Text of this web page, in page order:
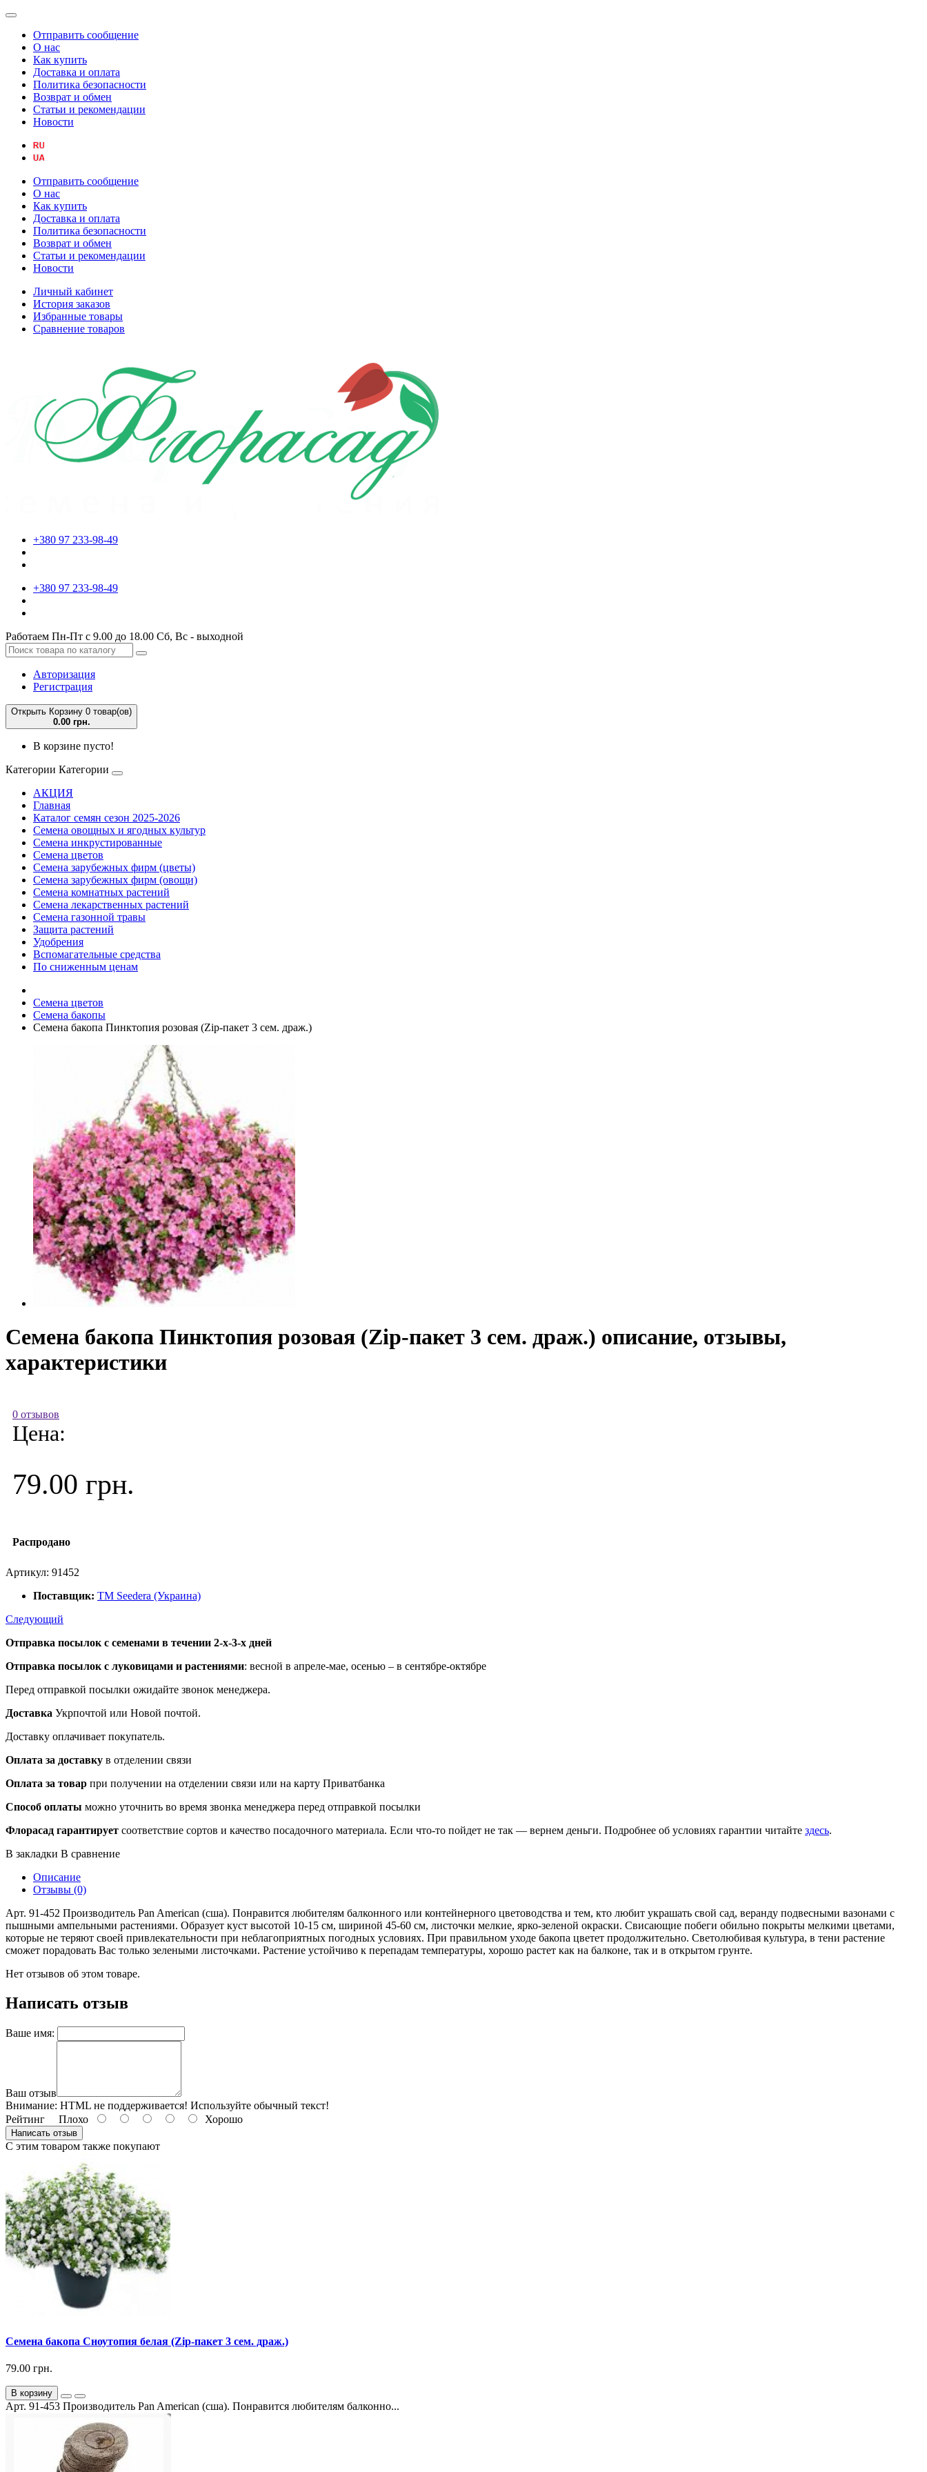
Отправить сообщение
О нас
Как купить
Доставка и оплата
Политика безопасности
Возврат и обмен
Статьи и рекомендации
Новости
Отправить сообщение
О нас
Как купить
Доставка и оплата
Политика безопасности
Возврат и обмен
Статьи и рекомендации
Новости
Личный кабинет
История заказов
Избранные товары
Сравнение товаров
+380 97 233-98-49
+380 97 233-98-49
Работаем Пн-Пт с 9.00 до 18.00 Сб, Вс - выходной
Авторизация
Регистрация
Открыть Корзину 0 товар(ов)
0.00 грн.
В корзине пусто!
Категории Категории
АКЦИЯ
Главная
Каталог семян сезон 2025-2026
Семена овощных и ягодных культур
Семена инкрустированные
Семена цветов
Семена зарубежных фирм (цветы)
Семена зарубежных фирм (овощи)
Семена комнатных растений
Семена лекарственных растений
Семена газонной травы
Защита растений
Удобрения
Вспомагательные средства
По сниженным ценам
Семена цветов
Семена бакопы
Семена бакопа Пинктопия розовая (Zip-пакет 3 сем. драж.)
Семена бакопа Пинктопия розовая (Zip-пакет 3 сем. драж.) описание, отзывы,
характеристики
0 отзывов
Цена:
79.00 грн.
Распродано
Артикул: 91452
Поставщик: ТМ Seedera (Украина)
Следующий
Отправка посылок с семенами в течении 2-х-3-х дней
Отправка посылок с луковицами и растениями: весной в апреле-мае, осенью – в сентябре-октябре
Перед отправкой посылки ожидайте звонок менеджера.
Доставка Укрпочтой или Новой почтой.
Доставку оплачивает покупатель.
Оплата за доставку в отделении связи
Оплата за товар при получении на отделении связи или на карту Приватбанка
Способ оплаты можно уточнить во время звонка менеджера перед отправкой посылки
Флорасад гарантирует соответствие сортов и качество посадочного материала. Если что-то пойдет не так — вернем деньги. Подробнее об условиях гарантии читайте здесь.
В закладки В сравнение
Описание
Отзывы (0)
Арт. 91-452 Производитель Pan American (сша). Понравится любителям балконного или контейнерного цветоводства и тем, кто любит украшать свой ​​сад, веранду подвесными вазонами с
пышными ампельными растениями. Образует куст высотой 10-15 см, шириной 45-60 см, листочки мелкие, ярко-зеленой окраски. Свисающие побеги обильно покрыты мелкими цветами,
которые не теряют своей привлекательности при неблагоприятных погодных условиях. При правильном уходе бакопа цветет продолжительно. Светолюбивая культура, в тени растение
сможет порадовать Вас только зелеными листочками. Растение устойчиво к перепадам температуры, хорошо растет как на балконе, так и в открытом грунте.
Нет отзывов об этом товаре.
Написать отзыв
Ваше имя:
Ваш отзыв
Внимание: HTML не поддерживается! Используйте обычный текст!
Рейтинг Плохо Хорошо
Написать отзыв
С этим товаром также покупают
Семена бакопа Сноутопия белая (Zip-пакет 3 сем. драж.)
79.00 грн.
В корзину
Арт. 91-453 Производитель Pan American (сша). Понравится любителям балконно...